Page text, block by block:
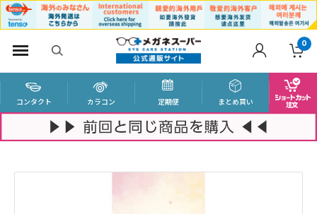
0
コンタクト カラコン 定期便 まとめ買い